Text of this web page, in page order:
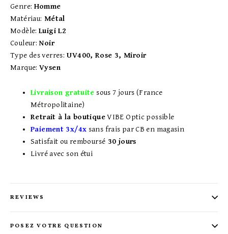
Genre: Homme
Matériau: Métal
Modèle: Luigi L2
Couleur: Noir
Type des verres: UV400, Rose 3, Miroir
Marque: Vysen
Livraison gratuite sous 7 jours (France
Métropolitaine)
Retrait à la boutiqueVIBE Optic possible
Paiement 3x/4x sans frais par CB en magasin
Satisfait ou remboursé 30 jours
Livré avec son étui
REVIEWS
POSEZ VOTRE QUESTION